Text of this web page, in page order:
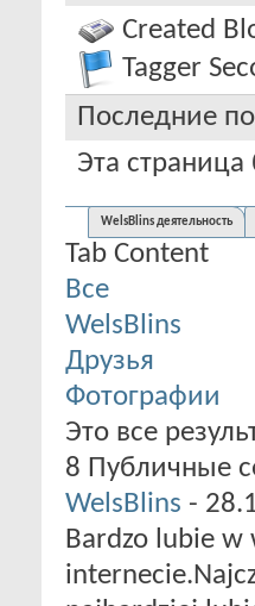
Created
Tagger
Последние
Эта
WelsBlins деятельность
Tab Content
Все
WelsBlins
Друзья
Фотографии
Это все
8 Публичные
WelsBlins -
Bardzo lubie w